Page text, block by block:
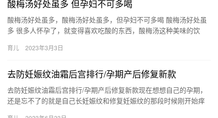
酸梅汤好处虽多 但孕妇不可多喝
酸梅汤好处虽多，酸梅汤好处虽多，但孕妇不可多喝 酸梅汤好处虽
多 很多人怀孕了，就变得喜欢吃酸的东西，酸梅汤这种美味的饮
的…
育儿 2023年3月3日
去防妊娠纹油霜后宫排行/孕期产后修复新款
去防妊娠纹油霜后宫排行/孕期产后修复新款现在想想自己的孕期，
还是忘不了的就是自己长妊娠纹和修复妊娠纹的那段时候刚开始痒